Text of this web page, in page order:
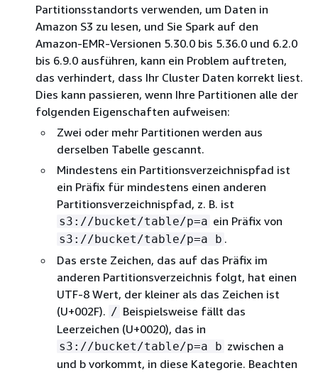
Partitionsstandorts verwenden, um Daten in
Amazon S3 zu lesen, und Sie Spark auf den
Amazon-EMR-Versionen 5.30.0 bis 5.36.0 und 6.2.0
bis 6.9.0 ausführen, kann ein Problem auftreten,
das verhindert, dass Ihr Cluster Daten korrekt liest.
Dies kann passieren, wenn Ihre Partitionen alle der
folgenden Eigenschaften aufweisen:
Zwei oder mehr Partitionen werden aus
derselben Tabelle gescannt.
Mindestens ein Partitionsverzeichnispfad ist
ein Präfix für mindestens einen anderen
Partitionsverzeichnispfad, z. B. ist
s3://bucket/table/p=a ein Präfix von
s3://bucket/table/p=a b .
Das erste Zeichen, das auf das Präfix im
anderen Partitionsverzeichnis folgt, hat einen
UTF-8 Wert, der kleiner als das Zeichen ist
(U+002F). / Beispielsweise fällt das
Leerzeichen (U+0020), das in
s3://bucket/table/p=a b zwischen a
und b vorkommt, in diese Kategorie. Beachten